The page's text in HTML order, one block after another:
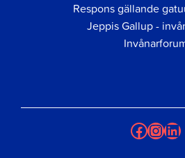
Respons gällande
Jeppis Gallup -